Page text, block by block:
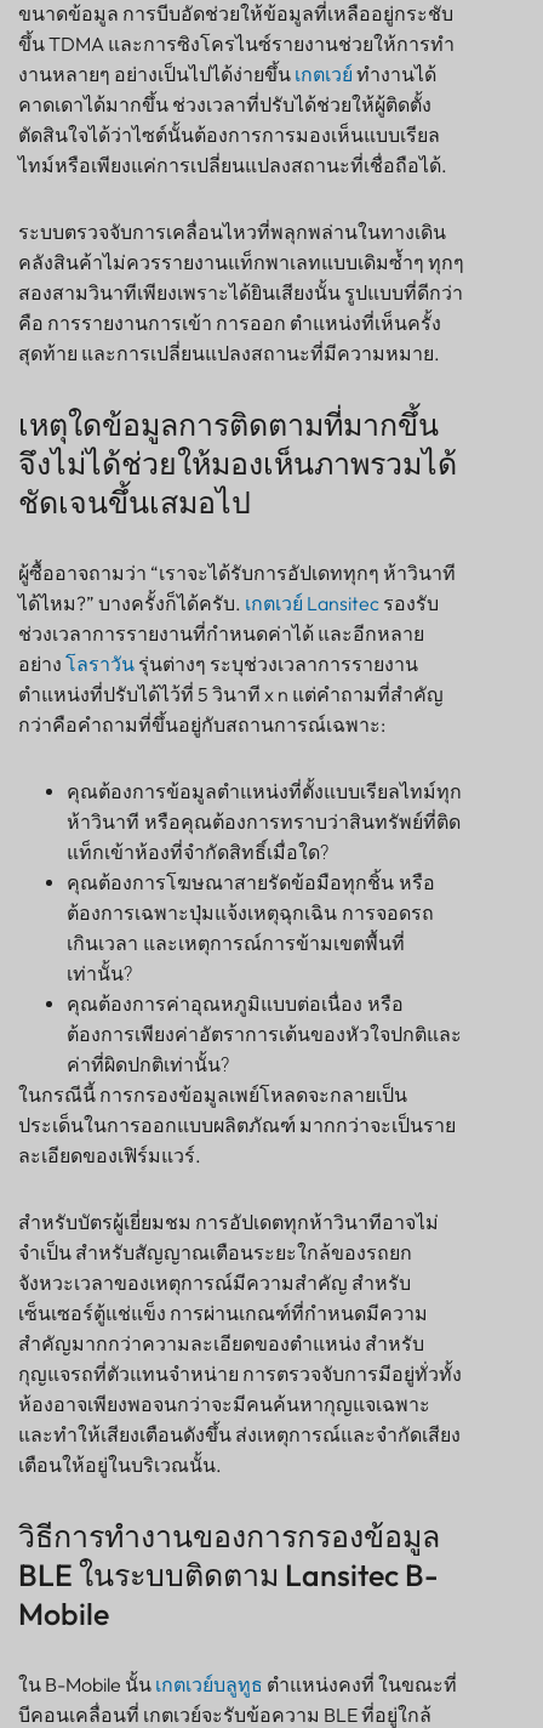
ขนาดข้อมูล การบีบอัดช่วยให้ข้อมูลที่เหลืออยู่กระชับ
ขึ้น TDMA และการซิงโครไนซ์รายงานช่วยให้การทำ
งานหลายๆ อย่างเป็นไปได้ง่ายขึ้น เกตเวย์ ทำงานได้
คาดเดาได้มากขึ้น ช่วงเวลาที่ปรับได้ช่วยให้ผู้ติดตั้ง
ตัดสินใจได้ว่าไซต์นั้นต้องการการมองเห็นแบบเรียล
ไทม์หรือเพียงแค่การเปลี่ยนแปลงสถานะที่เชื่อถือได้.
ระบบตรวจจับการเคลื่อนไหวที่พลุกพล่านในทางเดิน
คลังสินค้าไม่ควรรายงานแท็กพาเลทแบบเดิมซ้ำๆ ทุกๆ
สองสามวินาทีเพียงเพราะได้ยินเสียงนั้น รูปแบบที่ดีกว่า
คือ การรายงานการเข้า การออก ตำแหน่งที่เห็นครั้ง
สุดท้าย และการเปลี่ยนแปลงสถานะที่มีความหมาย.
เหตุใดข้อมูลการติดตามที่มากขึ้น
จึงไม่ได้ช่วยให้มองเห็นภาพรวมได้
ชัดเจนขึ้นเสมอไป
ผู้ซื้ออาจถามว่า “เราจะได้รับการอัปเดททุกๆ ห้าวินาที
ได้ไหม?” บางครั้งก็ได้ครับ. เกตเวย์ Lansitec รองรับ
ช่วงเวลาการรายงานที่กำหนดค่าได้ และอีกหลาย
อย่าง โลราวัน รุ่นต่างๆ ระบุช่วงเวลาการรายงาน
ตำแหน่งที่ปรับได้ไว้ที่ 5 วินาที x n แต่คำถามที่สำคัญ
กว่าคือคำถามที่ขึ้นอยู่กับสถานการณ์เฉพาะ:
คุณต้องการข้อมูลตำแหน่งที่ตั้งแบบเรียลไทม์ทุก
ห้าวินาที หรือคุณต้องการทราบว่าสินทรัพย์ที่ติด
แท็กเข้าห้องที่จำกัดสิทธิ์เมื่อใด?
คุณต้องการโฆษณาสายรัดข้อมือทุกชิ้น หรือ
ต้องการเฉพาะปุ่มแจ้งเหตุฉุกเฉิน การจอดรถ
เกินเวลา และเหตุการณ์การข้ามเขตพื้นที่
เท่านั้น?
คุณต้องการค่าอุณหภูมิแบบต่อเนื่อง หรือ
ต้องการเพียงค่าอัตราการเต้นของหัวใจปกติและ
ค่าที่ผิดปกติเท่านั้น?
ในกรณีนี้ การกรองข้อมูลเพย์โหลดจะกลายเป็น
ประเด็นในการออกแบบผลิตภัณฑ์ มากกว่าจะเป็นราย
ละเอียดของเฟิร์มแวร์.
สำหรับบัตรผู้เยี่ยมชม การอัปเดตทุกห้าวินาทีอาจไม่
จำเป็น สำหรับสัญญาณเตือนระยะใกล้ของรถยก
จังหวะเวลาของเหตุการณ์มีความสำคัญ สำหรับ
เซ็นเซอร์ตู้แช่แข็ง การผ่านเกณฑ์ที่กำหนดมีความ
สำคัญมากกว่าความละเอียดของตำแหน่ง สำหรับ
กุญแจรถที่ตัวแทนจำหน่าย การตรวจจับการมีอยู่ทั่วทั้ง
ห้องอาจเพียงพอจนกว่าจะมีคนค้นหากุญแจเฉพาะ
และทำให้เสียงเตือนดังขึ้น ส่งเหตุการณ์และจำกัดเสียง
เตือนให้อยู่ในบริเวณนั้น.
วิธีการทำงานของการกรองข้อมูล
BLE ในระบบติดตาม Lansitec B-
Mobile
ใน B-Mobile นั้น เกตเวย์บลูทูธ ตำแหน่งคงที่ ในขณะที่
บีคอนเคลื่อนที่ เกตเวย์จะรับข้อความ BLE ที่อยู่ใกล้